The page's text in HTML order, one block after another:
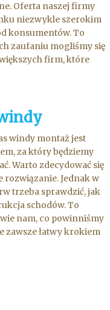
Oferta naszej firmy
niezwykle szerokim
konsumentów. To
zaufaniu mogliśmy się
firm, które
windy montaż jest
za który będziemy
Warto zdecydować się
rozwiązanie. Jednak w
trzeba sprawdzić, jak
schodów. To
nam, co powinniśmy
zawsze łatwy krokiem